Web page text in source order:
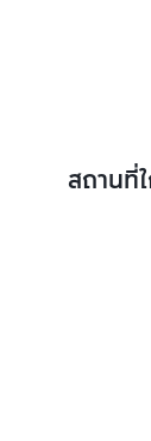
สถานที่